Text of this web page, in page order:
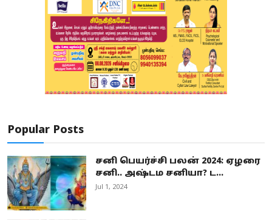
Popular Posts
சனி பெயர்ச்சி பலன் 2024: ஏழரை
சனி.. அஷ்டம சனியா? ட...
Jul 1, 2024